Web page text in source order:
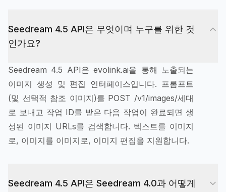
Seedream 4.5 API은 무엇이며 누구를 위한 것
인가요?
Seedream 4.5 API은 evolink.ai을 통해 노출되는
이미지 생성 및 편집 인터페이스입니다. 프롬프트
(및 선택적 참조 이미지)를 POST /v1/images/세대
로 보내고 작업 ID를 받은 다음 작업이 완료되면 생
성된 이미지 URLs를 검색합니다. 텍스트를 이미지
로, 이미지를 이미지로, 이미지 편집을 지원합니다.
Seedream 4.5 API은 Seedream 4.0과 어떻게